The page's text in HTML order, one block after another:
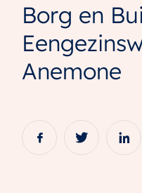
Borg en
Anemone